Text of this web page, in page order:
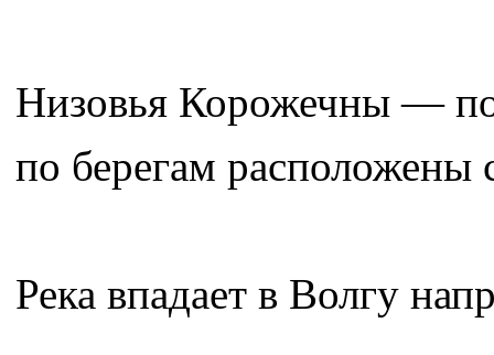
Низовья Корожечны —
по берегам расположены
Река впадает в Волгу